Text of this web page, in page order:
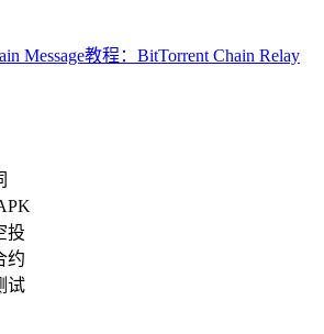
Message教程：BitTorrent Chain Relay
投
约
试